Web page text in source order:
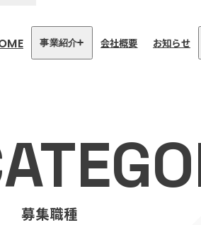
事業紹介
リハビリセンター癒々
健康特化型デイサービス癒々＋
α
福祉用具プランナー癒々
会社概要 お知らせ
募集職種